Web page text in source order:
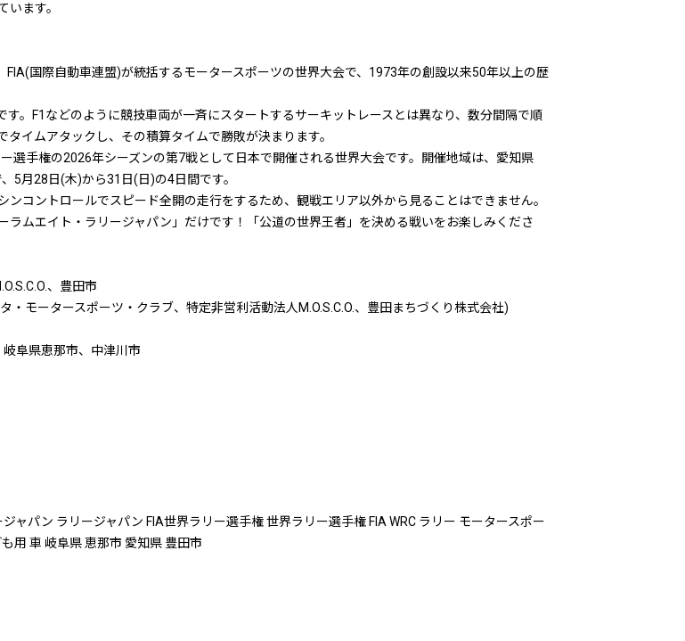
ます。
FIA(国際自動車連盟)が統括するモータースポーツの世界大会で、1973年の創設以来50年以上の歴
。F1などのように競技車両が一斉にスタートするサーキットレースとは異なり、数分間隔で順
イムアタックし、その積算タイムで勝敗が決まります。
選手権の2026年シーズンの第7戦として日本で開催される世界大会です。開催地域は、愛知県
5月28日(木)から31日(日)の4日間です。
コントロールでスピード全開の走行をするため、観戦エリア以外から見ることはできません。
ラムエイト・ラリージャパン」だけです！「公道の世界王者」を決める戦いをお楽しみくださ
、豊田市
モータースポーツ・クラブ、特定非営利活動法人M.O.S.C.O.、豊田まちづくり株式会社)
阜県恵那市、中津川市
パン ラリージャパン FIA世界ラリー選手権 世界ラリー選手権 FIA WRC ラリー モータースポー
用 車 岐阜県 恵那市 愛知県 豊田市